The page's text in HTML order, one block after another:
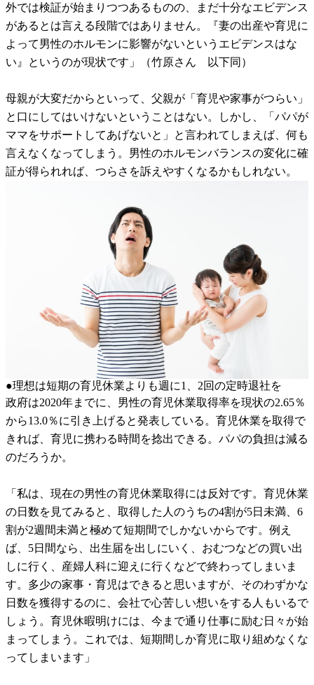
外では検証が始まりつつあるものの、まだ十分なエビデンス
があるとは言える段階ではありません。『妻の出産や育児に
よって男性のホルモンに影響がないというエビデンスはな
い』というのが現状です」（竹原さん 以下同）
母親が大変だからといって、父親が「育児や家事がつらい」
と口にしてはいけないということはない。しかし、「パパが
ママをサポートしてあげないと」と言われてしまえば、何も
言えなくなってしまう。男性のホルモンバランスの変化に確
証が得られれば、つらさを訴えやすくなるかもしれない。
●理想は短期の育児休業よりも週に1、2回の定時退社を
政府は2020年までに、男性の育児休業取得率を現状の2.65％
から13.0％に引き上げると発表している。育児休業を取得で
きれば、育児に携わる時間を捻出できる。パパの負担は減る
のだろうか。
「私は、現在の男性の育児休業取得には反対です。育児休業
の日数を見てみると、取得した人のうちの4割が5日未満、6
割が2週間未満と極めて短期間でしかないからです。例え
ば、5日間なら、出生届を出しにいく、おむつなどの買い出
しに行く、産婦人科に迎えに行くなどで終わってしまいま
す。多少の家事・育児はできると思いますが、そのわずかな
日数を獲得するのに、会社で心苦しい想いをする人もいるで
しょう。育児休暇明けには、今まで通り仕事に励む日々が始
まってしまう。これでは、短期間しか育児に取り組めなくな
ってしまいます」